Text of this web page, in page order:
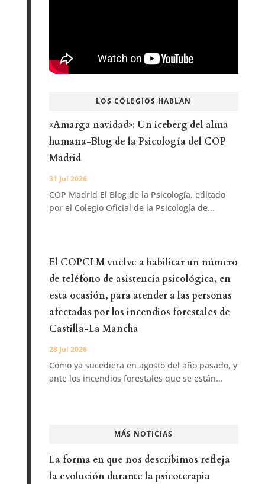
LOS COLEGIOS HABLAN
«Amarga navidad»: Un iceberg del alma
humana-Blog de la Psicología del COP
Madrid
31 Jul 2026
COP Madrid El Blog de la Psicología, editado
por el Colegio Oficial de la Psicología de...
El COPCLM vuelve a habilitar un número
de teléfono de asistencia psicológica, en
esta ocasión, para atender a las personas
afectadas por los incendios forestales de
Castilla-La Mancha
28 Jul 2026
Como ya sucediera en agosto del año pasado, y
ante los incendios forestales que se están...
MÁS NOTICIAS
La forma en que nos describimos refleja
la evolución durante la psicoterapia